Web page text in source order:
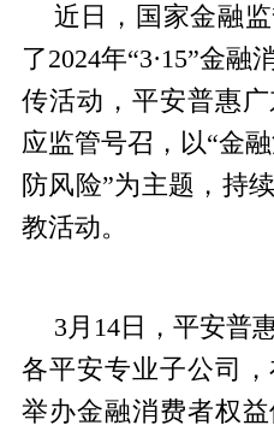
近日，国家金融
了2024年“3·15”金
传活动，平安普惠
应监管号召，以“金
防风险”为主题，持
教活动。
3月14日，平安普
各平安专业子公司
举办金融消费者权